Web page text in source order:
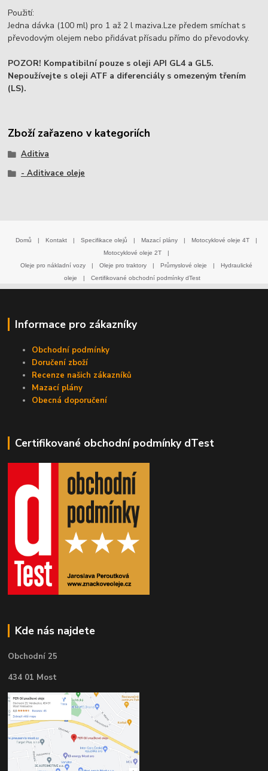
Použití:
Jedna dávka (100 ml) pro 1 až 2 l maziva.Lze předem smíchat s
převodovým olejem nebo přidávat přísadu přímo do převodovky.
POZOR! Kompatibilní pouze s oleji API GL4 a GL5.
Nepoužívejte s oleji ATF a diferenciály s omezeným třením
(LS).
Zboží zařazeno v kategoriích
Aditiva
- Aditivace oleje
Domů Kontakt Specifikace olejů Mazací plány Motocyklové oleje 4T
Motocyklové oleje 2T
Oleje pro nákladní vozy
Oleje pro traktory Průmyslové oleje
Hydraulické
oleje
Certifikované obchodní podmínky dTest
Informace pro zákazníky
Obchodní podmínky
Doručení zboží
Recenze našich zákazníků
Mazací plány
Obecná doporučení
Certifikované obchodní podmínky dTest
Kde nás najdete
Obchodní 25
434 01 Most